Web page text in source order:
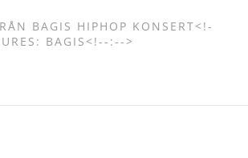
BAGIS HIPHOP KONSERT<!-
BAGIS<!--:-->